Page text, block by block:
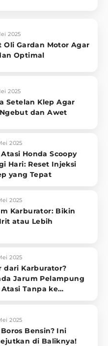
2025
Oli Gardan Motor Agar
Optimal
2025
Setelan Klep Agar
dan Awet
2025
Honda Scoopy
Hari: Reset Injeksi
yang Tepat
2025
Karburator: Bikin
atau Lebih
2025
dari Karburator?
Jarum Pelampung
Tanpa ke
2025
Bensin? Ini
di Baliknya!